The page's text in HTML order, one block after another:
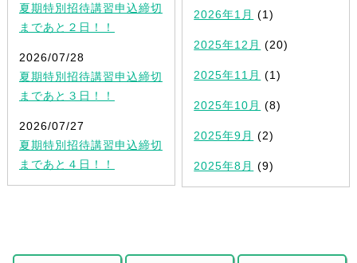
夏期特別招待講習申込締切
まであと２日！！
2026/07/28
夏期特別招待講習申込締切
まであと３日！！
2026/07/27
夏期特別招待講習申込締切
まであと４日！！
2026年1月 (1)
2025年12月 (20)
2025年11月 (1)
2025年10月 (8)
2025年9月 (2)
2025年8月 (9)